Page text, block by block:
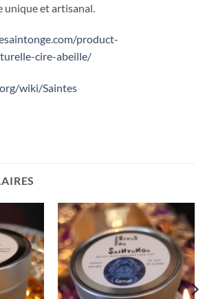
et artisanal.
product-
cire-abeille/
wiki/Saintes